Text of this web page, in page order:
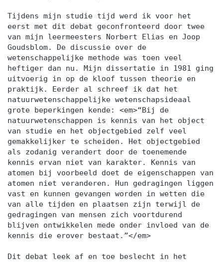
Tijdens mijn studie tijd werd ik voor het
eerst met dit debat geconfronteerd door twee
van mijn leermeesters Norbert Elias en Joop
Goudsblom. De discussie over de
wetenschappelijke methode was toen veel
heftiger dan nu. Mijn dissertatie in 1981 ging
uitvoerig in op de kloof tussen theorie en
praktijk. Eerder al schreef ik dat het
natuurwetenschappelijke wetenschapsideaal
grote beperkingen kende: <em>“Bij de
natuurwetenschappen is kennis van het object
van studie en het objectgebied zelf veel
gemakkelijker te scheiden. Het objectgebied
als zodanig verandert door de toenemende
kennis ervan niet van karakter. Kennis van
atomen bij voorbeeld doet de eigenschappen van
atomen niet veranderen. Hun gedragingen liggen
vast en kunnen gevangen worden in wetten die
van alle tijden en plaatsen zijn terwijl de
gedragingen van mensen zich voortdurend
blijven ontwikkelen mede onder invloed van de
kennis die erover bestaat.”</em>
Dit debat leek af en toe beslecht in het